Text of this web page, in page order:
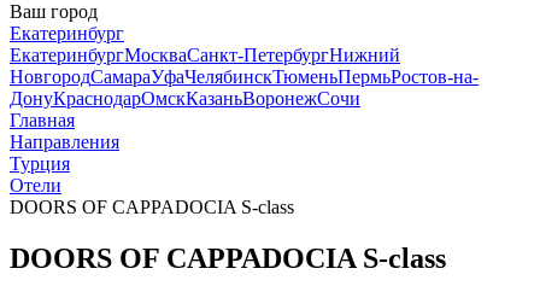
Ваш город
Екатеринбург
ЕкатеринбургМоскваСанкт-ПетербургНижний
НовгородСамараУфаЧелябинскТюменьПермьРостов-на-
ДонуКраснодарОмскКазаньВоронежСочи
Главная
Направления
Турция
Отели
DOORS OF CAPPADOCIA S-class
DOORS OF CAPPADOCIA S-class